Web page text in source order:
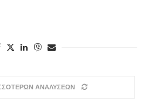
ΑΝΑΛΥΣΕΩΝ